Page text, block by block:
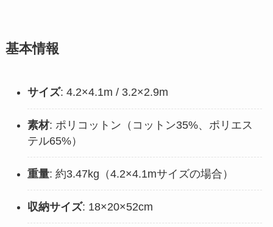
基本情報
サイズ: 4.2×4.1m / 3.2×2.9m
素材: ポリコットン（コットン35%、ポリエス
テル65%）
重量: 約3.47kg（4.2×4.1mサイズの場合）
収納サイズ: 18×20×52cm